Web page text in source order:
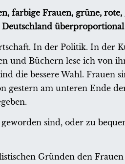
farbige Frauen, grüne,
In der Politik. In der
und Büchern lese ich von
die bessere Wahl. Frauen
gestern am unteren Ende
sind, oder zu
Gründen den